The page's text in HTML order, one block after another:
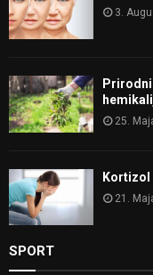
3.
25.
Kortizol
21.
SPORT